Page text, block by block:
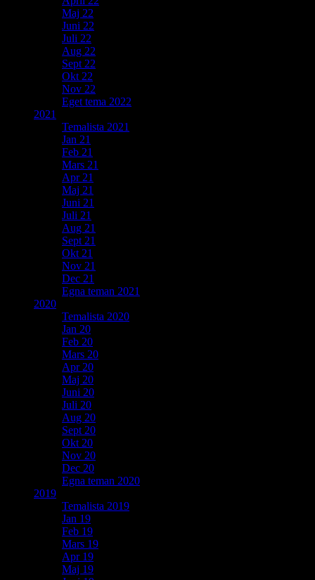
Maj 22
Juni 22
Juli 22
Aug 22
Sept 22
Okt 22
Nov 22
Eget tema 2022
2021
Temalista 2021
Jan 21
Feb 21
Mars 21
Apr 21
Maj 21
Juni 21
Juli 21
Aug 21
Sept 21
Okt 21
Nov 21
Dec 21
Egna teman 2021
2020
Temalista 2020
Jan 20
Feb 20
Mars 20
Apr 20
Maj 20
Juni 20
Juli 20
Aug 20
Sept 20
Okt 20
Nov 20
Dec 20
Egna teman 2020
2019
Temalista 2019
Jan 19
Feb 19
Mars 19
Apr 19
Maj 19